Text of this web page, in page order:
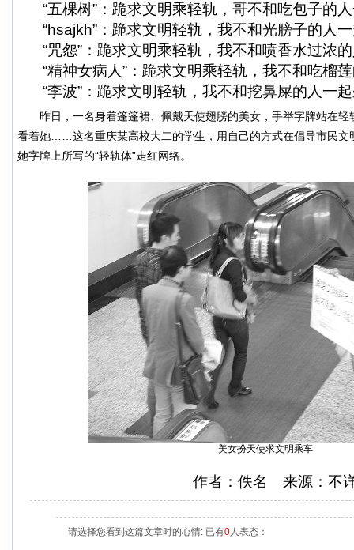
“五棵树”：跪求文明乘轻轨，哥不和吃包子的
“hsajkh”：跪求文明轻轨，我不和光膀子的人一
“咒怨”：跪求文明乘轻轨，我不和喷香水过浓
“精神女病人”：跪求文明乘轻轨，我不和吃榴
“李波”：跪求文明轻轨，我不和挖鼻屎的人一
昨日，一名身着篷篷裙、佩戴天使翅膀的美女，手举字牌站在轻
看着她……这名重庆某高校大二的学生，用自己的方式在倡导市民
她字牌上所写的“轻轨体”走红网络。
美女扮天使求文明乘车
作者：佚名 来源：不
请选择您看到这篇文章时的心情: 已有0人表态：